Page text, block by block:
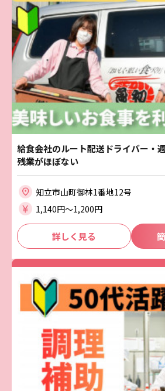
給食会社のルート配送ドライバー・
残業がほぼない
知立市山町御林1番地12号
1,140円〜1,200円
詳しく見る